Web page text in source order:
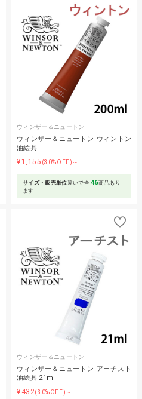
ウィンザー＆ニュートン
ウィンザー＆ニュートン ウィントン
油絵具
¥1,155 (30%OFF)～
サイズ・販売単位違いで全46商品あり
ます
ウィンザー＆ニュートン
ウィンザー＆ニュートン アーチスト
油絵具 21ml
¥432(30%OFF)～